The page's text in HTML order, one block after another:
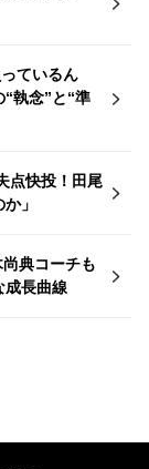
ているん
執念”と“準
点快投！田尾
」
典コーチも
成長曲線